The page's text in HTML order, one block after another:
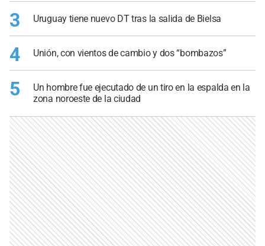
3 Uruguay tiene nuevo DT tras la salida de Bielsa
4 Unión, con vientos de cambio y dos “bombazos”
5
Un hombre fue ejecutado de un tiro en la espalda en la
zona noroeste de la ciudad